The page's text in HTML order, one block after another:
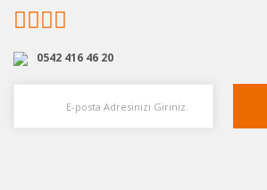
0542 416 46 20